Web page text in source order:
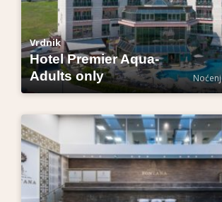
Vrdnik
Hotel Premier Aqua-
Adults only